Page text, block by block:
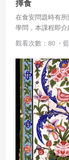
擇食
在食安問題時有
學問，本課程即介
食品添加物、食
驟，一起認識讓
吧！
觀看次數：80 ・